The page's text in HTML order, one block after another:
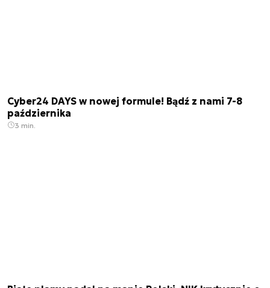
Cyber24 DAYS w nowej formule! Bądź z nami 7-8
października
3 min.